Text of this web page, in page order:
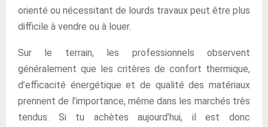
orienté ou nécessitant de lourds travaux peut être plus
difficile à vendre ou à louer.
Sur le terrain, les professionnels observent
généralement que les critères de confort thermique,
d’efficacité énergétique et de qualité des matériaux
prennent de l’importance, même dans les marchés très
tendus. Si tu achètes aujourd’hui, il est donc